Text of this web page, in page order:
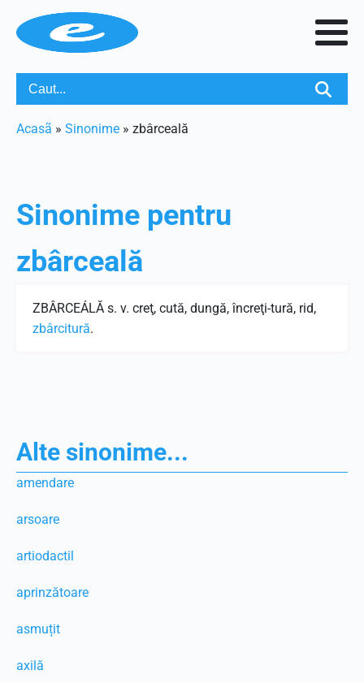
Acasã » Sinonime » zbârceală
Sinonime pentru
zbârceală
ZBÂRCEÁLĂ s. v. creţ, cută, dungă, încreţi-tură, rid,
zbârcitură.
Alte sinonime...
amendare
arsoare
artiodactil
aprinzătoare
asmuțit
axilă